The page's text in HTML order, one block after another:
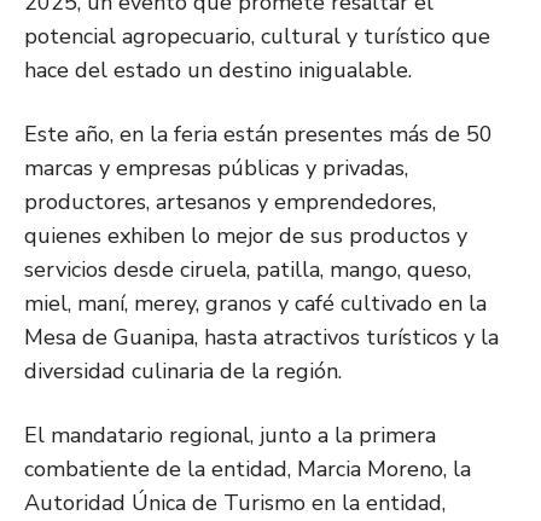
potencial agropecuario, cultural y turístico que
hace del estado un destino inigualable.
Este año, en la feria están presentes más de 50
marcas y empresas públicas y privadas,
productores, artesanos y emprendedores,
quienes exhiben lo mejor de sus productos y
servicios desde ciruela, patilla, mango, queso,
miel, maní, merey, granos y café cultivado en la
Mesa de Guanipa, hasta atractivos turísticos y la
diversidad culinaria de la región.
El mandatario regional, junto a la primera
combatiente de la entidad, Marcia Moreno, la
Autoridad Única de Turismo en la entidad,